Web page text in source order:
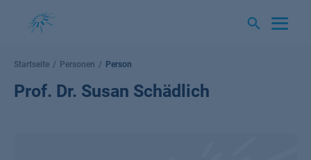
Startseite Personen Person
Prof. Dr. Susan Schädlich